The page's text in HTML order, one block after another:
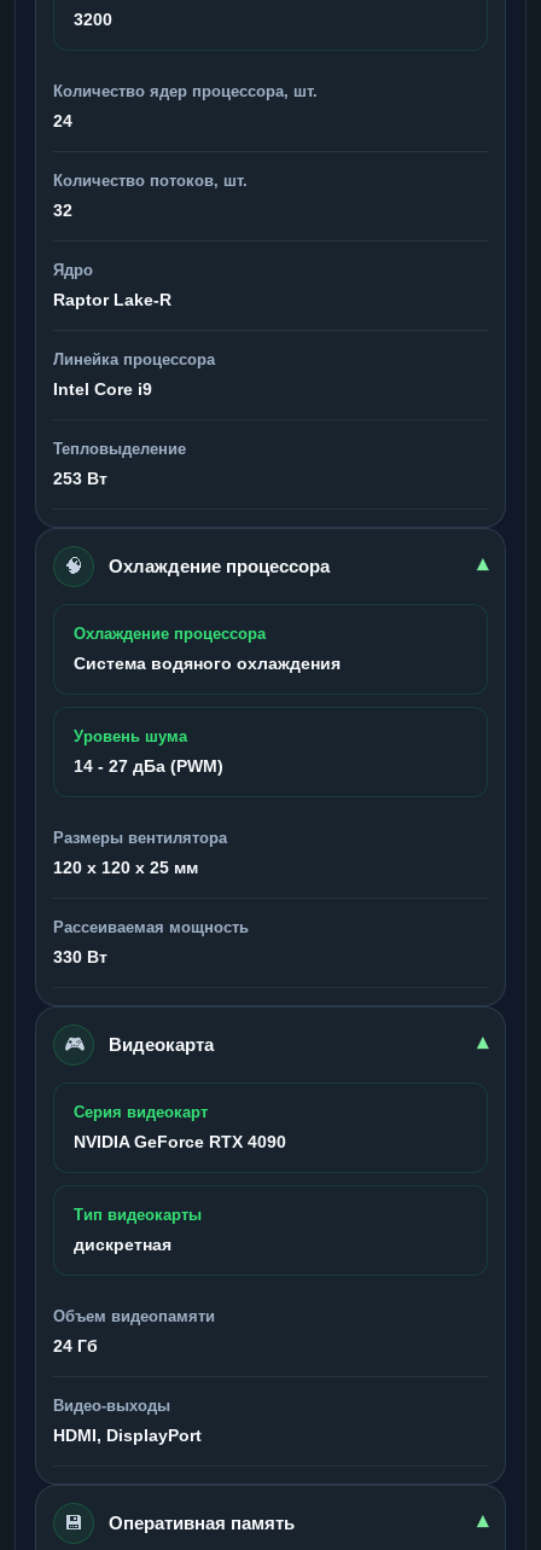
3200
Количество ядер процессора, шт.
24
Количество потоков, шт.
32
Ядро
Raptor Lake-R
Линейка процессора
Intel Core i9
Тепловыделение
253 Вт
🧠 Охлаждение процессора ▾
Охлаждение процессора
Система водяного охлаждения
Уровень шума
14 - 27 дБа (PWM)
Размеры вентилятора
120 x 120 x 25 мм
Рассеиваемая мощность
330 Вт
🎮 Видеокарта ▾
Серия видеокарт
NVIDIA GeForce RTX 4090
Тип видеокарты
дискретная
Объем видеопамяти
24 Гб
Видео-выходы
HDMI, DisplayPort
💾 Оперативная память ▾